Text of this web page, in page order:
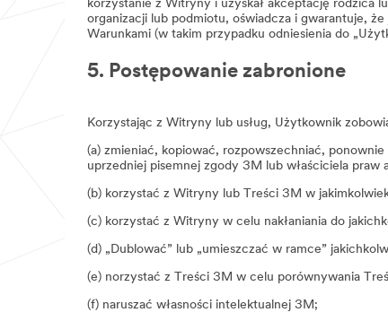
korzystanie z Witryny i uzyskał akceptację rodzica
organizacji lub podmiotu, oświadcza i gwarantuje,
Warunkami (w takim przypadku odniesienia do
5. Postępowanie zabronione
Korzystając z Witryny lub usług, Użytkownik
(a) zmieniać, kopiować, rozpowszechniać,
uprzedniej pisemnej zgody 3M lub właściciela
(b) korzystać z Witryny lub Treści 3M w
(c) korzystać z Witryny w celu nakłaniania do
(d) „Dublować” lub „umieszczać w ramce”
(e) norzystać z Treści 3M w celu porównywania
(f) naruszać własności intelektualnej 3M;